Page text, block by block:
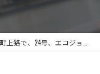
、24号、エコジョーズ、給湯器交換工事をしました。